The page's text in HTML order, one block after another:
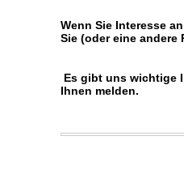
Wenn Sie Interesse
Sie (oder eine
Es gibt uns wichtige
Ihnen melden.